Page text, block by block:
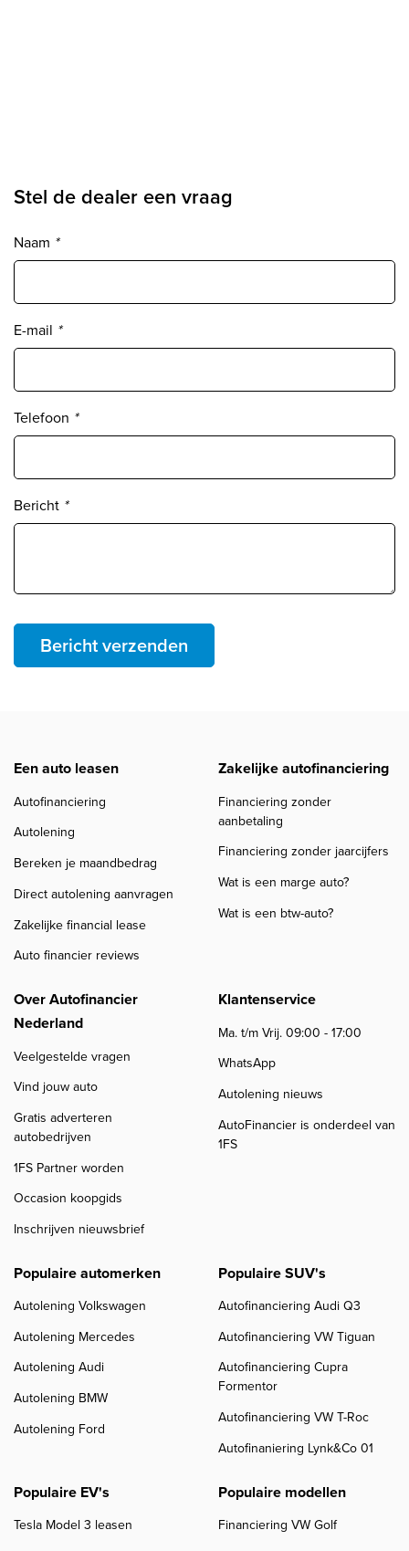
Stel de dealer een vraag
Naam *
E-mail *
Telefoon *
Bericht *
Bericht verzenden
Een auto leasen
Autofinanciering
Autolening
Bereken je maandbedrag
Direct autolening aanvragen
Zakelijke financial lease
Auto financier reviews
Zakelijke autofinanciering
Financiering zonder
aanbetaling
Financiering zonder jaarcijfers
Wat is een marge auto?
Wat is een btw-auto?
Over Autofinancier
Nederland
Veelgestelde vragen
Vind jouw auto
Gratis adverteren
autobedrijven
1FS Partner worden
Occasion koopgids
Inschrijven nieuwsbrief
Klantenservice
Ma. t/m Vrij. 09:00 - 17:00
WhatsApp
Autolening nieuws
AutoFinancier is onderdeel van
1FS
Populaire automerken
Autolening Volkswagen
Autolening Mercedes
Autolening Audi
Autolening BMW
Autolening Ford
Populaire SUV's
Autofinanciering Audi Q3
Autofinanciering VW Tiguan
Autofinanciering Cupra
Formentor
Autofinanciering VW T-Roc
Autofinaniering Lynk&Co 01
Populaire EV's
Tesla Model 3 leasen
Populaire modellen
Financiering VW Golf